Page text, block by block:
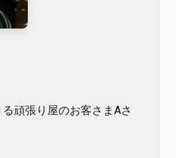
頑張り屋のお客さまAさ